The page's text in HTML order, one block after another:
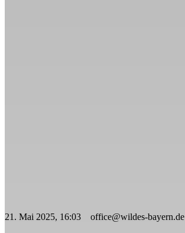
21. Mai 2025, 16:03 office@wildes-bayern.de